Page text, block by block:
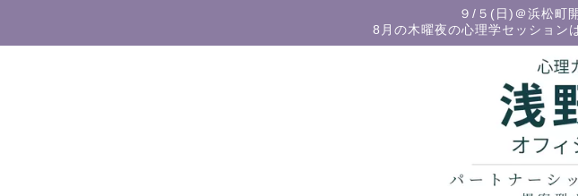
９/５(日)＠浜松町
8月の木曜夜の心理学セッション